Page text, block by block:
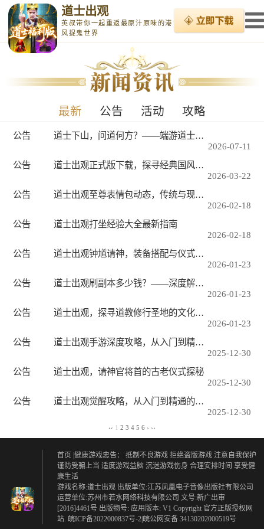
道士出观
英叔带你一起重返最原汁原味的港
风捉鬼世界
最新 公告 活动 攻略
公告
道士下山，问道何方？——端游道士出观收费模式背后的江湖风云
2026-07-11
公告
道士出观正式版下载，探寻经典国风道侠手游的魅力与情怀
2026-03-22
公告
道士出观至尊表情包动态，传统与现代的幽默碰撞
2026-02-18
公告
道士出观打坐经验大全最新指南
2026-02-18
公告
道士出观钟馗请神，装备搭配与仪式解析
2026-01-23
公告
道士出观刷副本多少钱？——深度解析游戏内消费与性价比
2026-01-23
公告
道士出观，探寻道教修行圣地的文化密码与现实意义
2026-01-23
公告
道士出观手游深度攻略，从入门到精通的升级玩法解析
2025-12-30
公告
道士出观，请神官将首的古老仪式探秘
2025-12-30
公告
道士出观觉醒攻略，从入门到精通的全面指南
2025-12-30
‹‹ 1 2 3 4 5 6 › ››
首页 |健康游戏忠告： 抵制不良游戏 拒绝盗版游戏 注意自我保护
谨防受骗上当 适度游戏益脑 沉迷游戏伤身 合理安排时间 享受健
康生活
游戏名称:道士出观 出版单位:江苏凤凰电子音像出版社有限公司
运营单位:苏州市若水网络科技有限公司 文号:新广出审
[2016]4461号 出版物号: 应用版本: V1 Copyright 官方正版授权网
站. 皖ICP备2022000837号-2|皖公网安备 34130202000519号